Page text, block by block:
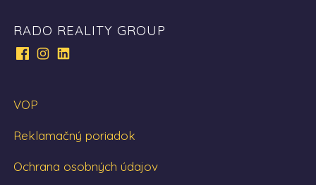
RADO REALITY GROUP
VOP
Reklamačný poriadok
Ochrana osobných údajov